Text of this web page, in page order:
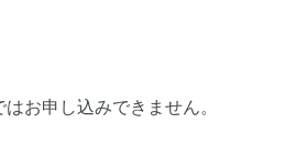
お申し込みできません。